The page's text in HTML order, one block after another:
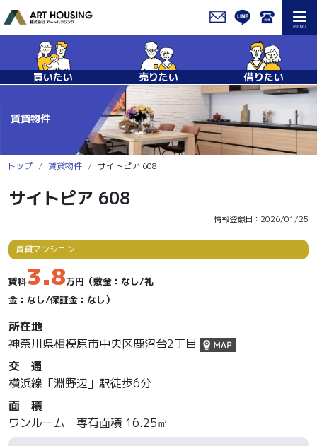
買いたい 売りたい 借りたい
賃貸物件
トップ 賃貸物件 サイトピア 608
サイトピア 608
情報登録日：2026/01/25
賃貸マンション
賃料3.8万円（敷金：なし/礼
金：なし/保証金：なし）
所在地
神奈川県相模原市中央区鹿沼台2丁目
交 通
横浜線「淵野辺」駅徒歩6分
面 積
ワンルーム 専有面積 16.25㎡